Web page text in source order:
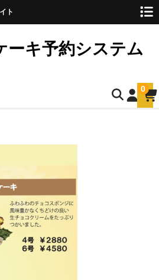
ト
ーキ予約システム
0
名様用)
名様用)
名様用)